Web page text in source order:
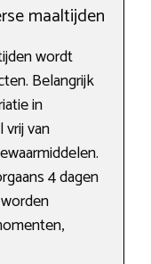
maaltijden
wordt
Belangrijk
in
vrij van
4 dagen